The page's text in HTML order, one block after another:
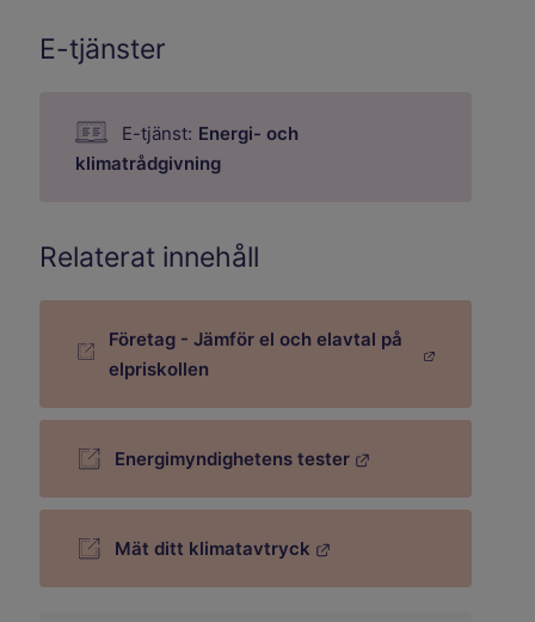
E-tjänster
E-tjänst: Energi- och
klimatrådgivning
Relaterat innehåll
Företag - Jämför el och elavtal på
elpriskollen
Länk till annan webbplats.
Energimyndighetens tester
Länk till annan webbplats.
Mät ditt klimatavtryck
Länk till annan webbplats.